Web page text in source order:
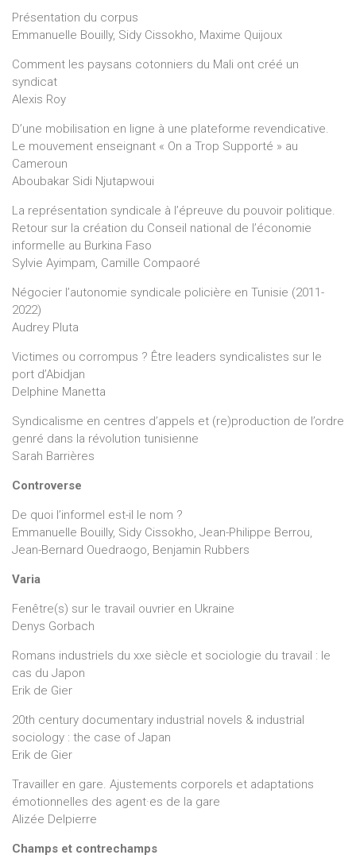
Présentation du corpus
Emmanuelle Bouilly, Sidy Cissokho, Maxime Quijoux
Comment les paysans cotonniers du Mali ont créé un
syndicat
Alexis Roy
D’une mobilisation en ligne à une plateforme revendicative.
Le mouvement enseignant « On a Trop Supporté » au
Cameroun
Aboubakar Sidi Njutapwoui
La représentation syndicale à l’épreuve du pouvoir politique.
Retour sur la création du Conseil national de l’économie
informelle au Burkina Faso
Sylvie Ayimpam, Camille Compaoré
Négocier l’autonomie syndicale policière en Tunisie (2011-
2022)
Audrey Pluta
Victimes ou corrompus ? Être leaders syndicalistes sur le
port d’Abidjan
Delphine Manetta
Syndicalisme en centres d’appels et (re)production de l’ordre
genré dans la révolution tunisienne
Sarah Barrières
Controverse
De quoi l’informel est-il le nom ?
Emmanuelle Bouilly, Sidy Cissokho, Jean-Philippe Berrou,
Jean-Bernard Ouedraogo, Benjamin Rubbers
Varia
Fenêtre(s) sur le travail ouvrier en Ukraine
Denys Gorbach
Romans industriels du xxe siècle et sociologie du travail : le
cas du Japon
Erik de Gier
20th century documentary industrial novels & industrial
sociology : the case of Japan
Erik de Gier
Travailler en gare. Ajustements corporels et adaptations
émotionnelles des agent·es de la gare
Alizée Delpierre
Champs et contrechamps